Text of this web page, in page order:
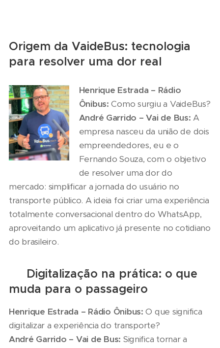
Origem da VaideBus: tecnologia
para resolver uma dor real
Henrique Estrada – Rádio
Ônibus: Como surgiu a VaideBus?
André Garrido – Vai de Bus: A
empresa nasceu da união de dois
empreendedores, eu e o
Fernando Souza, com o objetivo
de resolver uma dor do
mercado: simplificar a jornada do usuário no
transporte público. A ideia foi criar uma experiência
totalmente conversacional dentro do WhatsApp,
aproveitando um aplicativo já presente no cotidiano
do brasileiro.
📲 Digitalização na prática: o que
muda para o passageiro
Henrique Estrada – Rádio Ônibus: O que significa
digitalizar a experiência do transporte?
André Garrido – Vai de Bus: Significa tornar a